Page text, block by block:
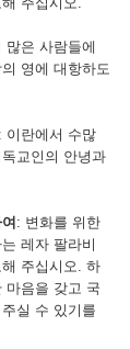
많은 사람들에
영에 대항하도
: 이란에서 수많
교인의 안녕과
: 변화를 위한
레자 팔라비
주십시오. 하
마음을 갖고 국
실 수 있기를